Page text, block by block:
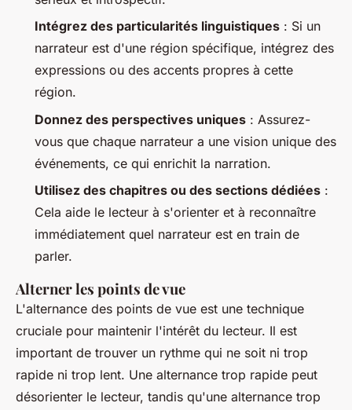
Intégrez des particularités linguistiques : Si un
narrateur est d'une région spécifique, intégrez des
expressions ou des accents propres à cette
région.
Donnez des perspectives uniques : Assurez-
vous que chaque narrateur a une vision unique des
événements, ce qui enrichit la narration.
Utilisez des chapitres ou des sections dédiées :
Cela aide le lecteur à s'orienter et à reconnaître
immédiatement quel narrateur est en train de
parler.
Alterner les points de vue
L'alternance des points de vue est une technique
cruciale pour maintenir l'intérêt du lecteur. Il est
important de trouver un rythme qui ne soit ni trop
rapide ni trop lent. Une alternance trop rapide peut
désorienter le lecteur, tandis qu'une alternance trop